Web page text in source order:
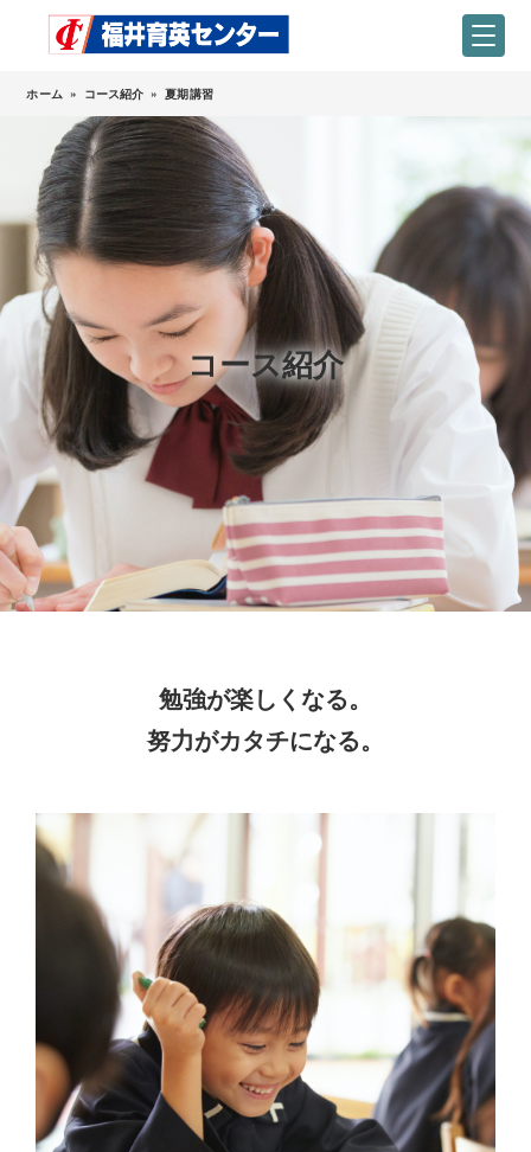
ホーム » コース紹介 » 夏期講習
コース紹介
勉強が楽しくなる。
努力がカタチになる。